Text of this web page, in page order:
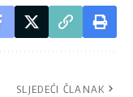
SLJEDEĆI ČLANAK